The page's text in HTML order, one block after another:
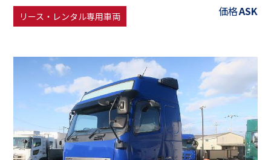
リース・レンタル専用車両 価格ASK